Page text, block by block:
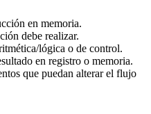
en memoria.
debe realizar.
lógica o de control.
en registro o memoria.
que puedan alterar el flujo